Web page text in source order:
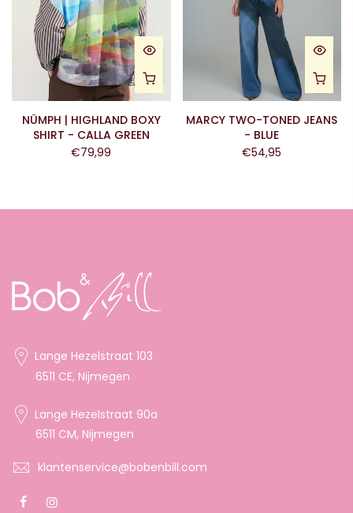
NÜMPH | HIGHLAND BOXY
SHIRT - CALLA GREEN
€79,99
MARCY TWO-TONED JEANS
- BLUE
€54,95
Lange Hezelstraat 103
6511 CE, Nijmegen
Lange Hezelstraat 90a
6511 CM, Nijmegen
klantenservice@bobenbill.com